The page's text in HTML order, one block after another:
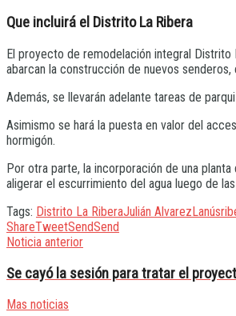
Que incluirá el Distrito La Ribera
El proyecto de remodelación integral
abarcan la construcción de nuevos
Además, se llevarán adelante tareas de
Asimismo se hará la puesta en valor del
hormigón.
Por otra parte, la incorporación de una
aligerar el escurrimiento del agua luego de las
Tags: Distrito La RiberaJulián AlvarezLanús
ShareTweetSendSend
Noticia anterior
Se cayó la sesión para tratar el
Mas noticias